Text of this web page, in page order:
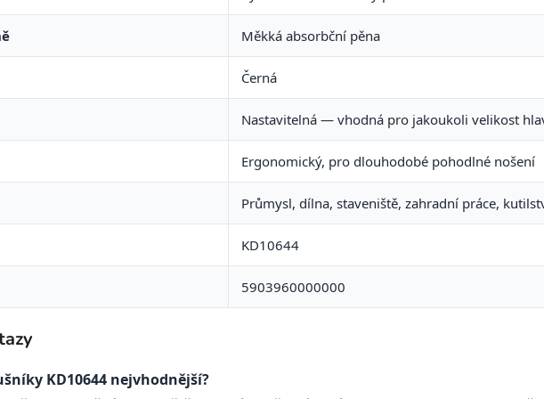
Měkká absorbční pěna
Černá
Nastavitelná — vhodná pro jakoukoli velikost
Ergonomický, pro dlouhodobé pohodlné nošení
Průmysl, dílna, staveniště, zahradní práce,
KD10644
5903960000000
KD10644 nejvhodnější?